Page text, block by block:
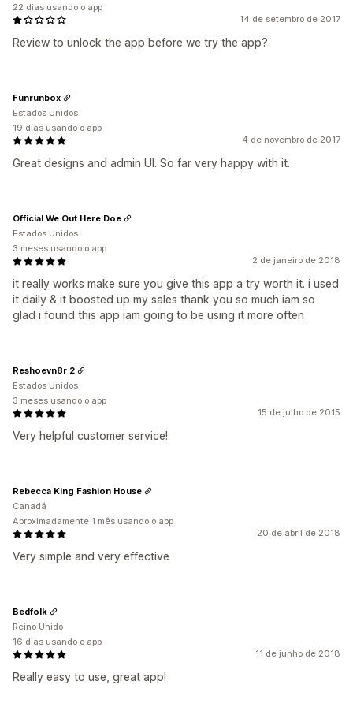
14 de setembro de 2017
Review to unlock the app before we try the app?
22 dias usando o app
4 de novembro de 2017
Great designs and admin UI. So far very happy with it.
Funrunbox
Estados Unidos
19 dias usando o app
2 de janeiro de 2018
it really works make sure you give this app a try worth it. i used
it daily & it boosted up my sales thank you so much iam so
glad i found this app iam going to be using it more often
Official We Out Here Doe
Estados Unidos
3 meses usando o app
15 de julho de 2015
Very helpful customer service!
Reshoevn8r 2
Estados Unidos
3 meses usando o app
20 de abril de 2018
Very simple and very effective
Rebecca King Fashion House
Canadá
Aproximadamente 1 mês usando o app
11 de junho de 2018
Really easy to use, great app!
Bedfolk
Reino Unido
16 dias usando o app